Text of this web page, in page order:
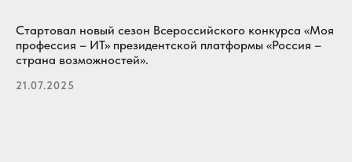
Стартовал новый сезон Всероссийского конкурса «Моя
профессия – ИТ» президентской платформы «Россия –
страна возможностей».
21.07.2025